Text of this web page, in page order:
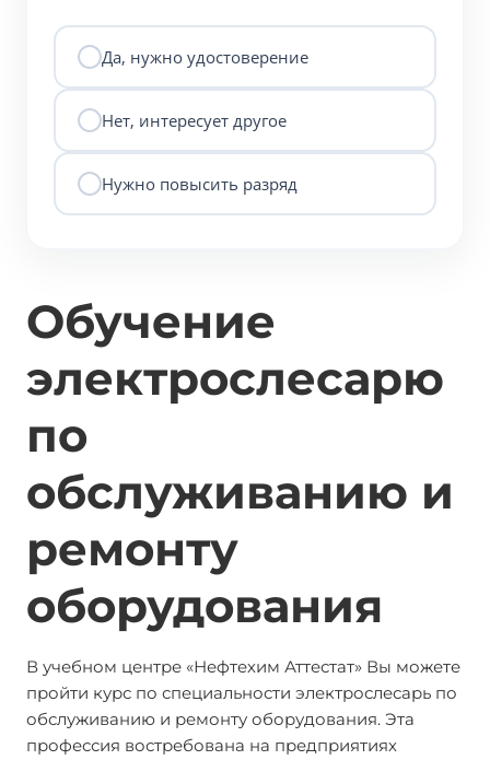
Да, нужно удостоверение
Нет, интересует другое
Нужно повысить разряд
Обучение
электрослесарю
по
обслуживанию и
ремонту
оборудования
В учебном центре «Нефтехим Аттестат» Вы можете
пройти курс по специальности электрослесарь по
обслуживанию и ремонту оборудования. Эта
профессия востребована на предприятиях